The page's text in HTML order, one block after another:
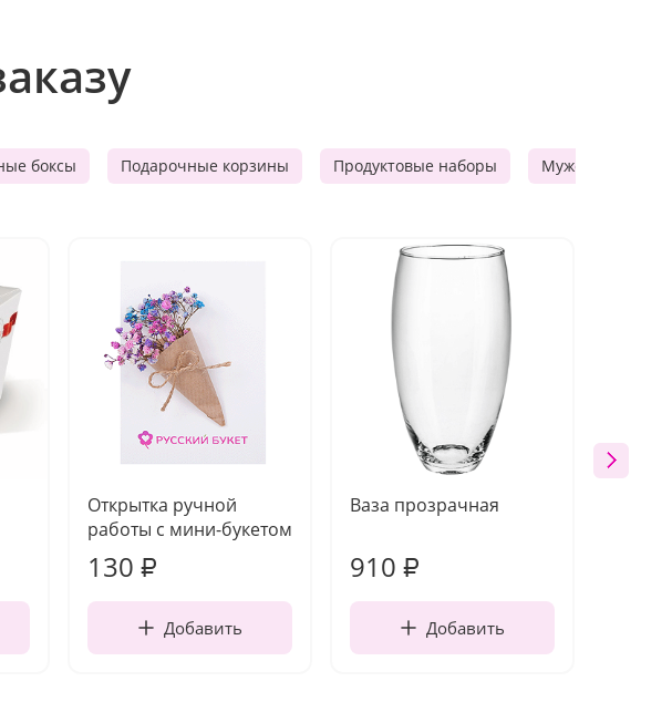
боксы Подарочные корзины Продуктовые наборы Мужские
Открытка ручной
работы с мини-букетом
130 ₽
Добавить
Ваза прозрачная
910 ₽
Добавить